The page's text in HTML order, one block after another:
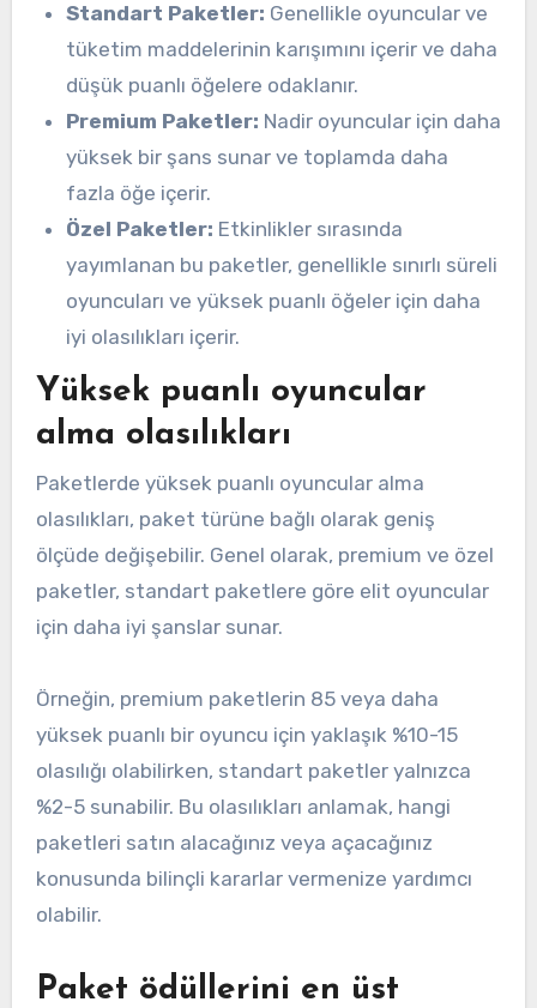
Standart Paketler: Genellikle oyuncular ve
tüketim maddelerinin karışımını içerir ve daha
düşük puanlı öğelere odaklanır.
Premium Paketler: Nadir oyuncular için daha
yüksek bir şans sunar ve toplamda daha
fazla öğe içerir.
Özel Paketler: Etkinlikler sırasında
yayımlanan bu paketler, genellikle sınırlı süreli
oyuncuları ve yüksek puanlı öğeler için daha
iyi olasılıkları içerir.
Yüksek puanlı oyuncular
alma olasılıkları
Paketlerde yüksek puanlı oyuncular alma
olasılıkları, paket türüne bağlı olarak geniş
ölçüde değişebilir. Genel olarak, premium ve özel
paketler, standart paketlere göre elit oyuncular
için daha iyi şanslar sunar.
Örneğin, premium paketlerin 85 veya daha
yüksek puanlı bir oyuncu için yaklaşık %10-15
olasılığı olabilirken, standart paketler yalnızca
%2-5 sunabilir. Bu olasılıkları anlamak, hangi
paketleri satın alacağınız veya açacağınız
konusunda bilinçli kararlar vermenize yardımcı
olabilir.
Paket ödüllerini en üst